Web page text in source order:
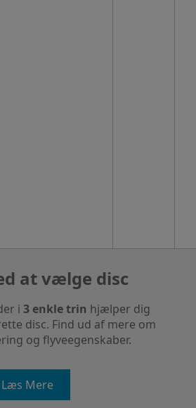
at vælge disc
i3 enkle trin hjælper dig
disc. Find ud af mere om
og flyveegenskaber.
Læs Mere